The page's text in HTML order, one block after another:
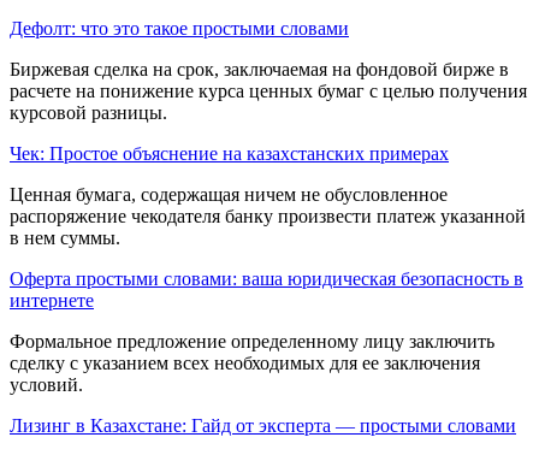
Дефолт: что это такое простыми словами
Биржевая сделка на срок, заклю­чаемая на фондовой бирже в
расчете на пони­жение курса ценных бумаг с целью получения
курсовой разницы.
Чек: Простое объяснение на казахстанских примерах
Ценная бумага, содержащая ничем не обусловленное
распоряжение чекодателя банку произвести платеж указанной
в нем суммы.
Оферта простыми словами: ваша юридическая безопасность в
интернете
Формальное предложение определенному лицу заключить
сделку с указанием всех необходимых для ее заключения
условий.
Лизинг в Казахстане: Гайд от эксперта — простыми словами